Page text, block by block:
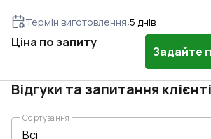
Термін виготовлення:5 днів
Ціна по запиту
Задайте
Відгуки та запитання
Сортування